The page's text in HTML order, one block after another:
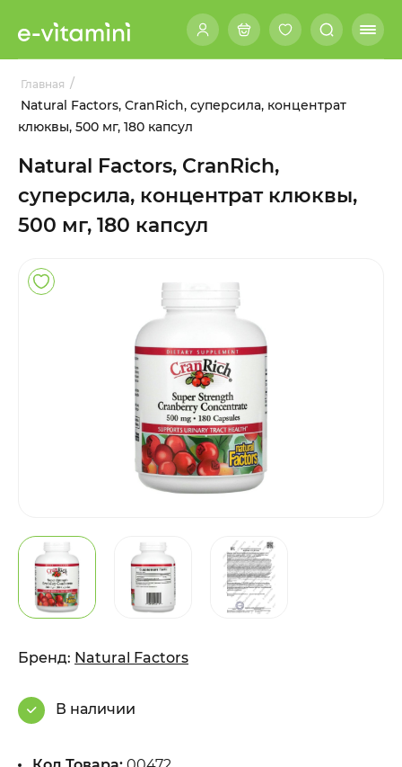
Главная /
Natural Factors, CranRich, суперсила, концентрат
клюквы, 500 мг, 180 капсул
Natural Factors, CranRich,
суперсила, концентрат клюквы,
500 мг, 180 капсул
Бренд: Natural Factors
В наличии